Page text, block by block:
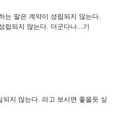
는 말은 계약이 성립되지 않는다.
립되지 않는다. 더군다나...기
되지 않는다. 라고 보시면 좋을듯 싶